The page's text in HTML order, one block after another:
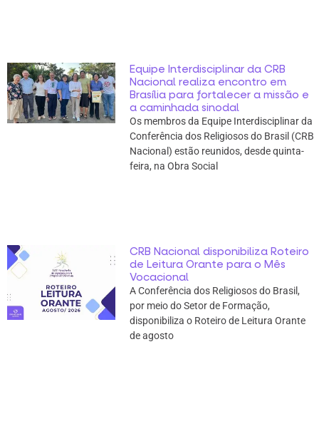
Equipe Interdisciplinar da CRB
Nacional realiza encontro em
Brasília para fortalecer a missão e
a caminhada sinodal
Os membros da Equipe Interdisciplinar da
Conferência dos Religiosos do Brasil (CRB
Nacional) estão reunidos, desde quinta-
feira, na Obra Social
CRB Nacional disponibiliza Roteiro
de Leitura Orante para o Mês
Vocacional
A Conferência dos Religiosos do Brasil,
por meio do Setor de Formação,
disponibiliza o Roteiro de Leitura Orante
de agosto